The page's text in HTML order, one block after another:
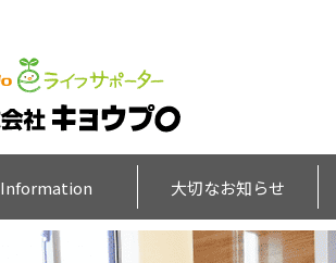
Information 大切なお知らせ